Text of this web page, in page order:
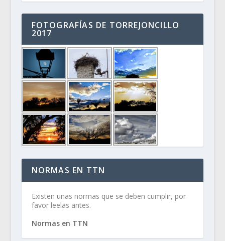
FOTOGRAFÍAS DE TORREJONCILLO
2017
NORMAS EN TTN
Existen unas normas que se deben cumplir, por
favor leelas antes.
Normas en TTN